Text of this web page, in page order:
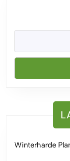
Winterharde